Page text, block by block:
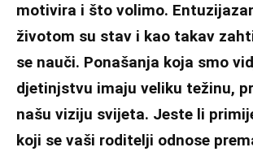
motivira i što volimo.
životom su stav i kao takav
se nauči. Ponašanja koja smo
djetinjstvu imaju veliku težinu,
našu viziju svijeta. Jeste li
koji se vaši roditelji odnose